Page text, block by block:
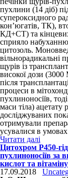
пухлини (14 діб)
супероксидного
кон’югатів, ТК),
КД+СТ) та
сприяло
цитозоль.
вільнорадикальні
щурів із
високої дози
після
процеси в
пухлиноносіїв,
маси тіла) ацетату
досліджуваних
отримували
усувалися в
Читати далі
Цитохром Р450-
пухлиноносіїв за
кислот та
17.09.2018